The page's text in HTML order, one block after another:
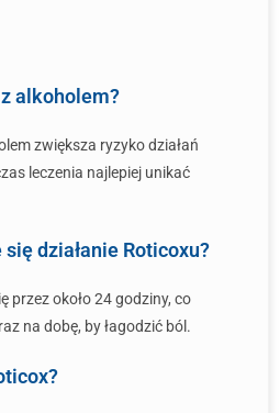
alkoholem?
zwiększa ryzyko działań
leczenia najlepiej unikać
działanie Roticoxu?
przez około 24 godziny, co
na dobę, by łagodzić ból.